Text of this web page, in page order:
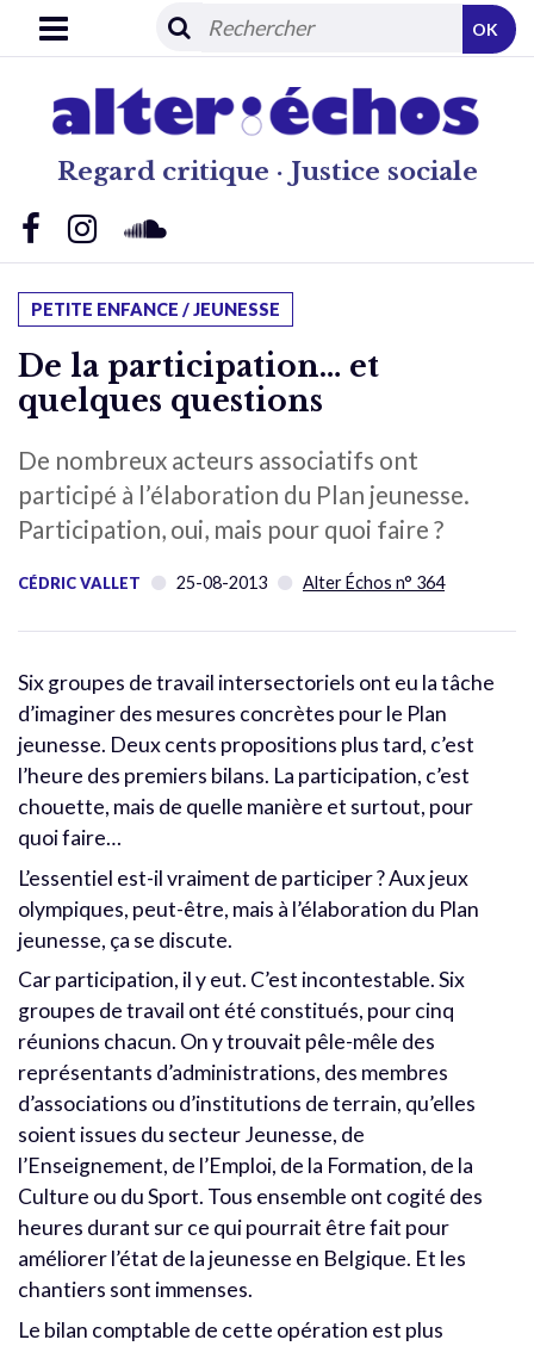
Regard critique · Justice sociale
OK
PETITE ENFANCE / JEUNESSE
De la participation… et
quelques questions
De nombreux acteurs associatifs ont
participé à l’élaboration du Plan jeunesse.
Participation, oui, mais pour quoi faire ?
CÉDRIC VALLET 25-08-2013 Alter Échos n° 364
Six groupes de travail intersectoriels ont eu la tâche
d’imaginer des mesures concrètes pour le Plan
jeunesse. Deux cents propositions plus tard, c’est
l’heure des premiers bilans. La participation, c’est
chouette, mais de quelle manière et surtout, pour
quoi faire…
L’essentiel est-il vraiment de participer ? Aux jeux
olympiques, peut-être, mais à l’élaboration du Plan
jeunesse, ça se discute.
Car participation, il y eut. C’est incontestable. Six
groupes de travail ont été constitués, pour cinq
réunions chacun. On y trouvait pêle-mêle des
représentants d’administrations, des membres
d’associations ou d’institutions de terrain, qu’elles
soient issues du secteur Jeunesse, de
l’Enseignement, de l’Emploi, de la Formation, de la
Culture ou du Sport. Tous ensemble ont cogité des
heures durant sur ce qui pourrait être fait pour
améliorer l’état de la jeunesse en Belgique. Et les
chantiers sont immenses.
Le bilan comptable de cette opération est plus